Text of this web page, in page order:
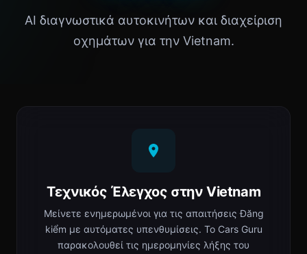
AI διαγνωστικά αυτοκινήτων και διαχείριση
οχημάτων για την Vietnam.
Τεχνικός Έλεγχος στην Vietnam
Μείνετε ενημερωμένοι για τις απαιτήσεις Đăng
kiểm με αυτόματες υπενθυμίσεις. Το Cars Guru
παρακολουθεί τις ημερομηνίες λήξης του